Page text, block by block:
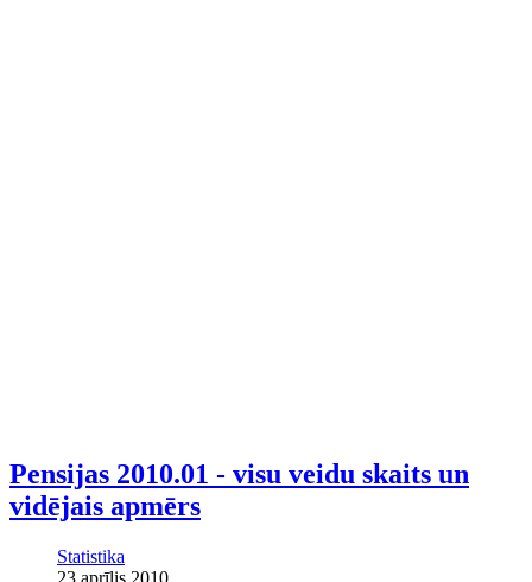
Pensijas 2010.01 - visu veidu skaits un
vidējais apmērs
Statistika
23 aprīlis 2010